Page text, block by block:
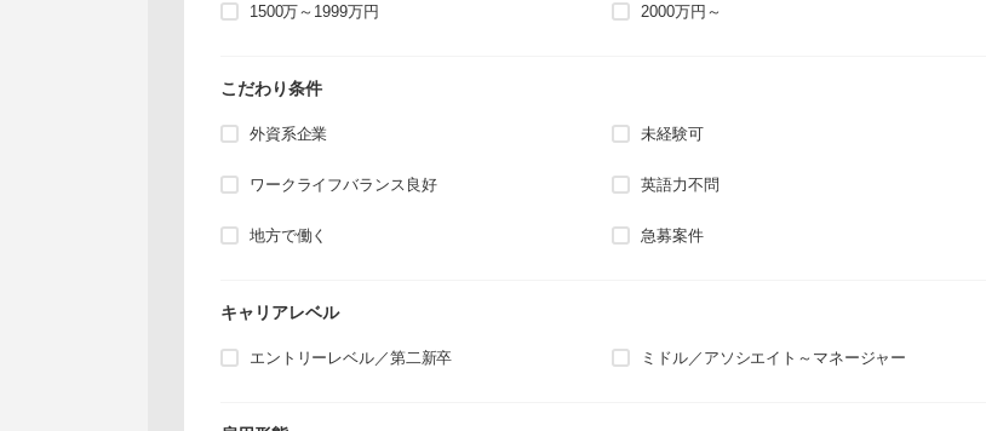
1500万～1999万円 2000万円～
こだわり条件
外資系企業 未経験可
ワークライフバランス良好 英語力不問
地方で働く 急募案件
キャリアレベル
エントリーレベル／第二新卒 ミドル／アソシエイト～マネージャー